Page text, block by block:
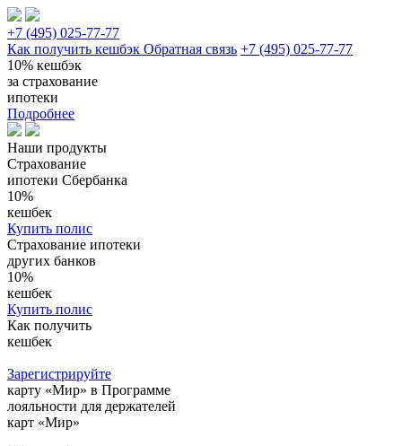
+7 (495) 025-77-77
Как получить кешбэк Обратная связь +7 (495) 025-77-77
10% кешбэк
за страхование
ипотеки
Подробнее
Наши продукты
Страхование
ипотеки Сбербанка
10%
кешбек
Купить полис
Страхование ипотеки
других банков
10%
кешбек
Купить полис
Как получить
кешбек
Зарегистрируйте
карту «Мир» в Программе
лояльности для держателей
карт «Мир»